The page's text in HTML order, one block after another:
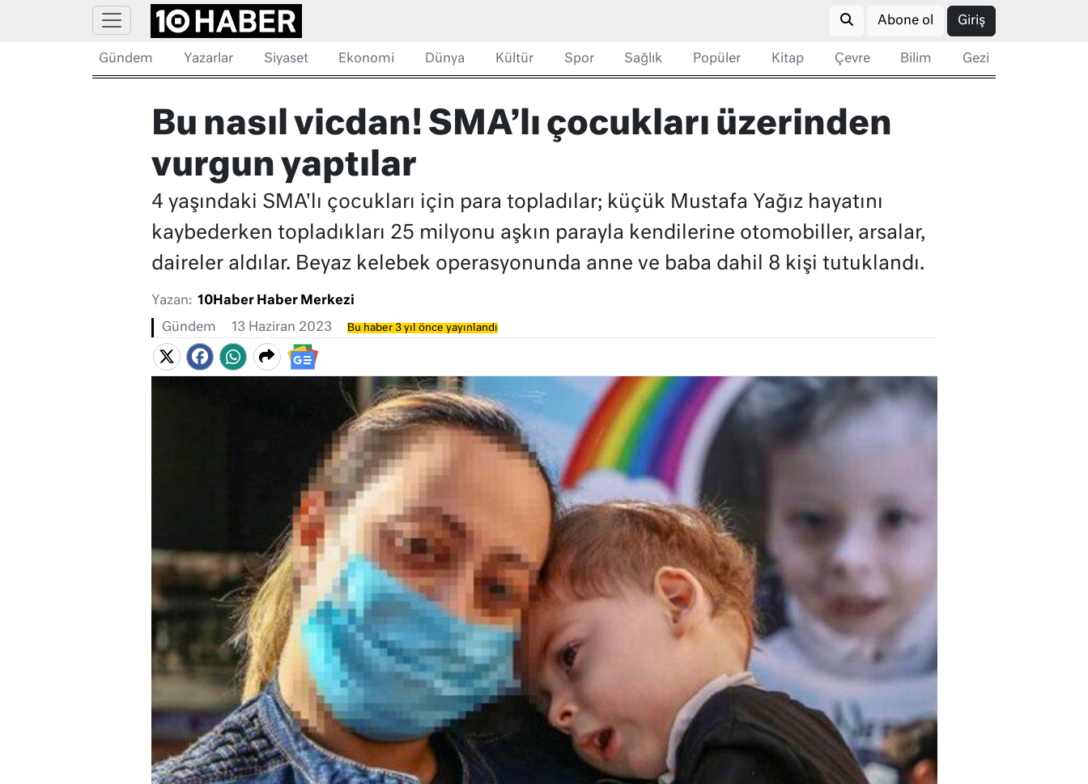
Abone ol Giriş
Gündem Yazarlar Siyaset Ekonomi Dünya Kültür Spor Sağlık Popüler Kitap Çevre Bilim Gezi
Bu nasıl vicdan! SMA’lı çocukları üzerinden
vurgun yaptılar
4 yaşındaki SMA'lı çocukları için para topladılar; küçük Mustafa Yağız hayatını
kaybederken topladıkları 25 milyonu aşkın parayla kendilerine otomobiller, arsalar,
daireler aldılar. Beyaz kelebek operasyonunda anne ve baba dahil 8 kişi tutuklandı.
Yazan: 10Haber Haber Merkezi
Gündem 13 Haziran 2023 Bu haber 3 yıl önce yayınlandı